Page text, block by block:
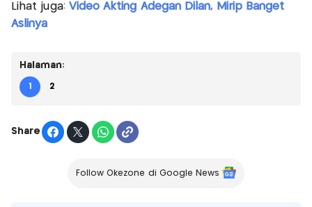
Lihat juga: Video Akting Adegan Dilan, Mirip Banget
Aslinya
Halaman:
1 2
Share
Follow Okezone di Google News